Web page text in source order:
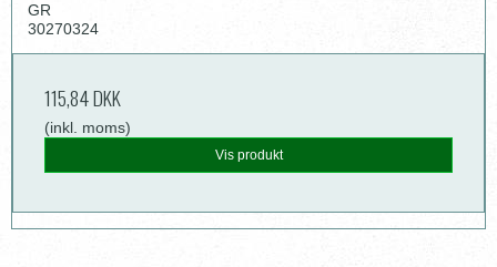
GR
30270324
115,84 DKK
(inkl. moms)
Vis produkt